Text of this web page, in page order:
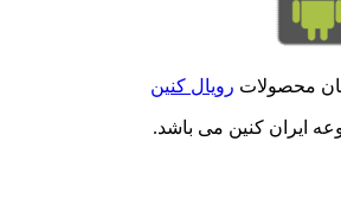
محصولات رویال کنین
ایران کنین می باشد.